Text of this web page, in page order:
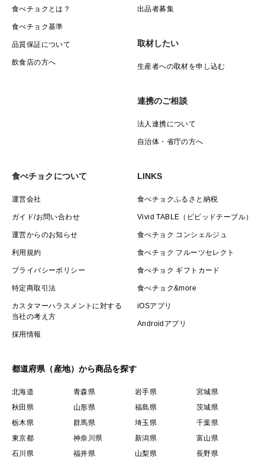
食べチョクとは？
食べチョク基準
品質保証について
飲食店の方へ
出品者募集
取材したい
生産者への取材を申し込む
連携のご相談
法人連携について
自治体・省庁の方へ
食べチョクについて
運営会社
ガイド/お問い合わせ
運営からのお知らせ
利用規約
プライバシーポリシー
特定商取引法
カスタマーハラスメントに対する
当社の考え方
採用情報
LINKS
食べチョクふるさと納税
Vivid TABLE（ビビッドテーブル）
食べチョク コンシェルジュ
食べチョク フルーツセレクト
食べチョク ギフトカード
食べチョク&more
iOSアプリ
Androidアプリ
都道府県（産地）から商品を探す
北海道 青森県 岩手県
宮城県
秋田県
山形県 福島県
茨城県
栃木県
群馬県 埼玉県
千葉県
東京都
神奈川県 新潟県
富山県
石川県
福井県 山梨県
長野県